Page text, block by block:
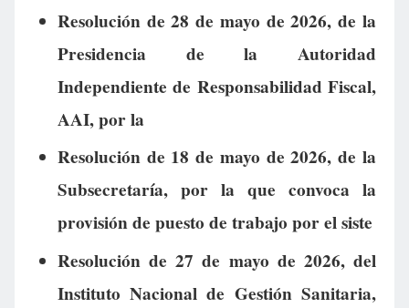
Resolución de 28 de mayo de 2026, de la
Presidencia de la Autoridad
Independiente de Responsabilidad Fiscal,
AAI, por la
Resolución de 18 de mayo de 2026, de la
Subsecretaría, por la que convoca la
provisión de puesto de trabajo por el siste
Resolución de 27 de mayo de 2026, del
Instituto Nacional de Gestión Sanitaria,